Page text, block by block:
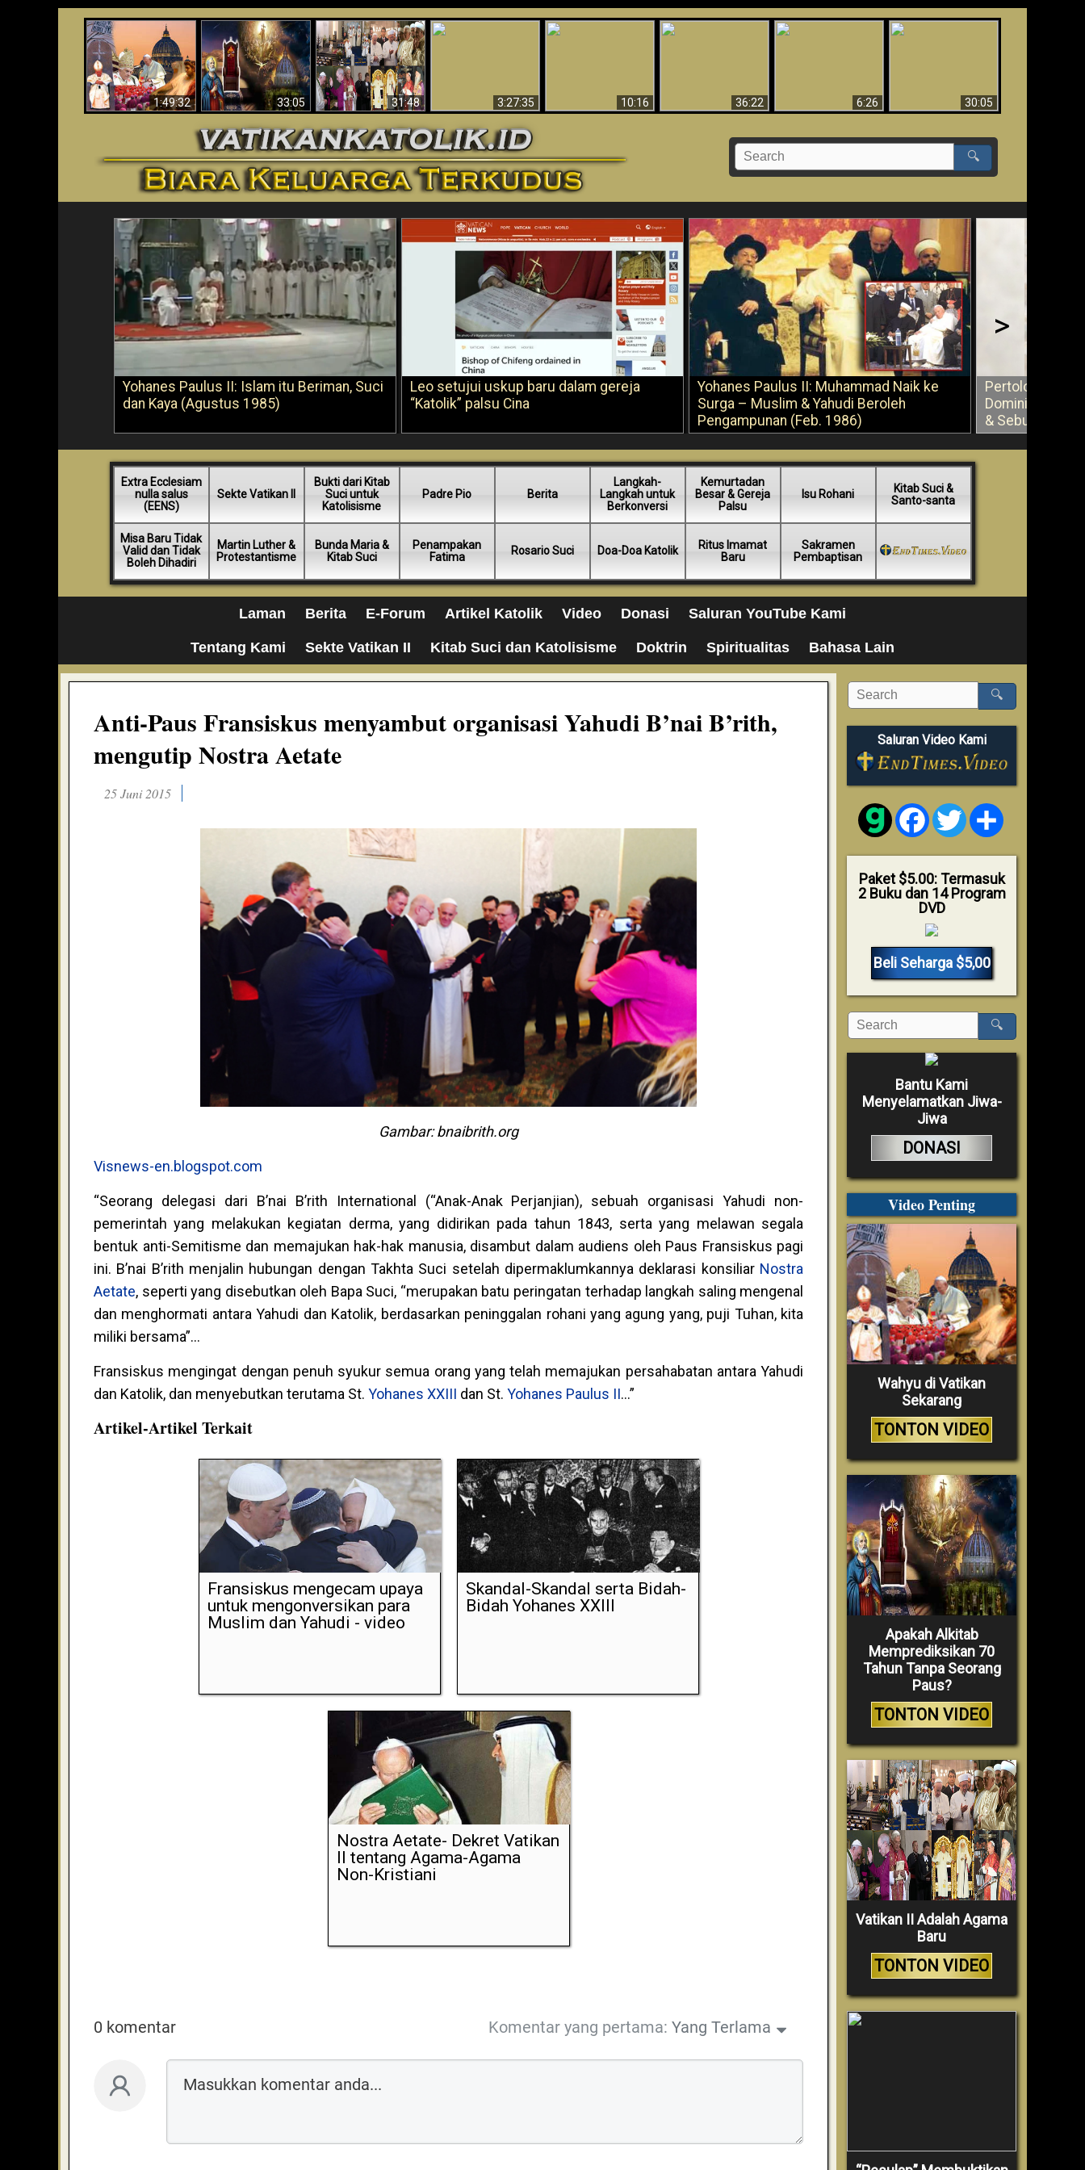
1:49:32
Wahyu di Vatikan
Sekarang
33:05
Apakah Alkitab
Memprediksikan 70
Tahun Tanpa
Seorang Paus?
31:48
Vatikan II Adalah
Agama Baru
3:27:35
Video (Edisi Final)
10:16
36:22
6:26
30:05
🔍
Yohanes Paulus II: Islam itu Beriman, Suci
dan Kaya (Agustus 1985)
Leo setujui uskup baru dalam gereja
“Katolik” palsu Cina
Yohanes Paulus II: Muhammad Naik ke
Surga – Muslim & Yahudi Beroleh
Pengampunan (Feb. 1986)
Pertolongan
Dominikus
& Sebuah Saran
>
Extra Ecclesiam
nulla salus
(EENS)
Sekte Vatikan II
Bukti dari Kitab
Suci untuk
Katolisisme
Padre Pio Berita
Langkah-
Langkah untuk
Berkonversi
Kemurtadan
Besar & Gereja
Palsu
Isu Rohani
Kitab Suci &
Santo-santa
Misa Baru Tidak
Valid dan Tidak
Boleh Dihadiri
Martin Luther &
Protestantisme
Bunda Maria &
Kitab Suci
Penampakan
Fatima
Rosario Suci Doa-Doa Katolik
Ritus Imamat
Baru
Sakramen
Pembaptisan
Laman Berita E-Forum Artikel Katolik Video Donasi Saluran YouTube Kami
Tentang Kami Sekte Vatikan II Kitab Suci dan Katolisisme Doktrin Spiritualitas Bahasa Lain
Anti-Paus Fransiskus menyambut organisasi Yahudi B’nai B’rith,
mengutip Nostra Aetate
25 Juni 2015
Gambar: bnaibrith.org
Visnews-en.blogspot.com
“Seorang delegasi dari B’nai B’rith International (“Anak-Anak Perjanjian), sebuah organisasi Yahudi non-
pemerintah yang melakukan kegiatan derma, yang didirikan pada tahun 1843, serta yang melawan segala
bentuk anti-Semitisme dan memajukan hak-hak manusia, disambut dalam audiens oleh Paus Fransiskus pagi
ini. B’nai B’rith menjalin hubungan dengan Takhta Suci setelah dipermaklumkannya deklarasi konsiliar Nostra
Aetate, seperti yang disebutkan oleh Bapa Suci, “merupakan batu peringatan terhadap langkah saling mengenal
dan menghormati antara Yahudi dan Katolik, berdasarkan peninggalan rohani yang agung yang, puji Tuhan, kita
miliki bersama”…
Fransiskus mengingat dengan penuh syukur semua orang yang telah memajukan persahabatan antara Yahudi
dan Katolik, dan menyebutkan terutama St. Yohanes XXIII dan St. Yohanes Paulus II…”
Artikel-Artikel Terkait
Fransiskus mengecam upaya
untuk mengonversikan para
Muslim dan Yahudi - video
Skandal-Skandal serta Bidah-
Bidah Yohanes XXIII
Nostra Aetate- Dekret Vatikan
II tentang Agama-Agama
Non-Kristiani
0 komentar Komentar yang pertama: Yang Terlama
🔍
Saluran Video Kami
FacebookTwitter
Paket $5.00: Termasuk
2 Buku dan 14 Program
DVD
Beli Seharga $5,00
🔍
Bantu Kami
Menyelamatkan Jiwa-
Jiwa
DONASI
Video Penting
Wahyu di Vatikan
Sekarang
TONTON VIDEO
Apakah Alkitab
Memprediksikan 70
Tahun Tanpa Seorang
Paus?
TONTON VIDEO
Vatikan II Adalah Agama
Baru
TONTON VIDEO